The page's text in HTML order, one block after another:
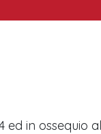
ed in